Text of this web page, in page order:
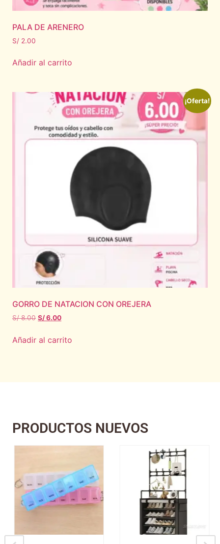
PALA DE ARENERO
S/ 2.00
Añadir al carrito
¡Oferta!
GORRO DE NATACION CON OREJERA
S/8.00 S/6.00
Añadir al carrito
PRODUCTOS NUEVOS